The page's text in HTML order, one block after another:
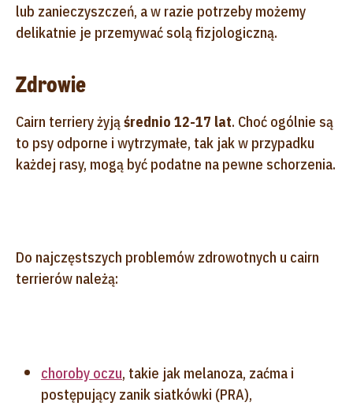
lub zanieczyszczeń, a w razie potrzeby możemy
delikatnie je przemywać solą fizjologiczną.
Zdrowie
Cairn terriery żyjąśrednio 12-17 lat. Choć ogólnie są
to psy odporne i wytrzymałe, tak jak w przypadku
każdej rasy, mogą być podatne na pewne schorzenia.
Do najczęstszych problemów zdrowotnych u cairn
terrierów należą:
choroby oczu, takie jak melanoza, zaćma i
postępujący zanik siatkówki (PRA),